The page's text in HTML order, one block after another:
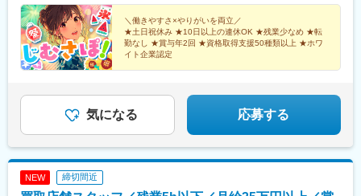
階■関西支店／大阪府大阪市中央区平野町2丁目4-9 淀屋橋PREX2
階■中部支店／愛知県名古屋市中村区名駅3-4-10 アルティメイト
名駅1st 4階■東北支店／宮城県仙台市宮城野区榴岡4-5-5 KTビル3
階■北海道支店／北海道札幌市北区7条西2-20 NCO札幌駅北口2
階■九州支店／福岡市博多区博多駅東2-10-35 博多プライムイース
京成立石駅、志茂駅、幡ケ谷駅、辰巳駅、浮間舟渡駅、武蔵増戸
駅、清瀬駅、萩山駅、富士見ケ丘駅、立川南駅、押上駅、日比谷
駅、新福井駅、梅島駅、西武球場前駅、荒川車庫前駅、代田橋
駅、両国駅、西武柳沢駅、志村坂上駅、氷川台駅、東高円寺駅、
河辺の森駅、西栗栖駅、三郷中央駅、鴨居駅、青砥駅、新高島平
川駅、天神川駅、栗平駅、北鎌倉駅、青梅駅、昭和駅、森下駅(東
京都)、相原駅、大崎駅、落合南長崎駅、大和駅(神奈川県)、鶴間
駅、高座渋谷駅、中神駅、北楠駅、城陽駅、スポーツセンター
(和歌山県)、六浦駅、国分寺駅、小菅駅、三ノ輪駅、稲城駅、不動
前駅、太閤通駅、林崎松江海岸駅、六会日大前駅、植田駅(名古屋
＼働きやすさ×やりがいを両立／
★土日祝休み ★10日以上の連休OK ★残業少なめ ★転
勤なし ★賞与年2回 ★資格取得支援50種類以上 ★ホワ
イト企業認定
気になる 応募する
NEW 締切間近